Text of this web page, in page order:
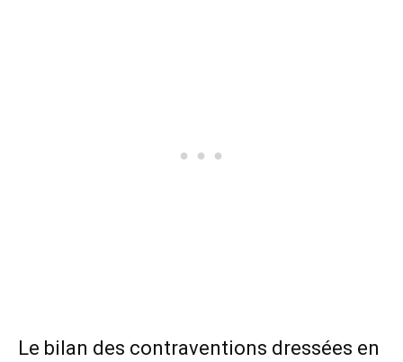
Le bilan des contraventions dressées en